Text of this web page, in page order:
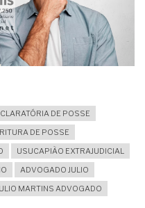
DE POSSE
DE POSSE
USUCAPIÃO EXTRAJUDICIAL
ADVOGADO JULIO
MARTINS ADVOGADO